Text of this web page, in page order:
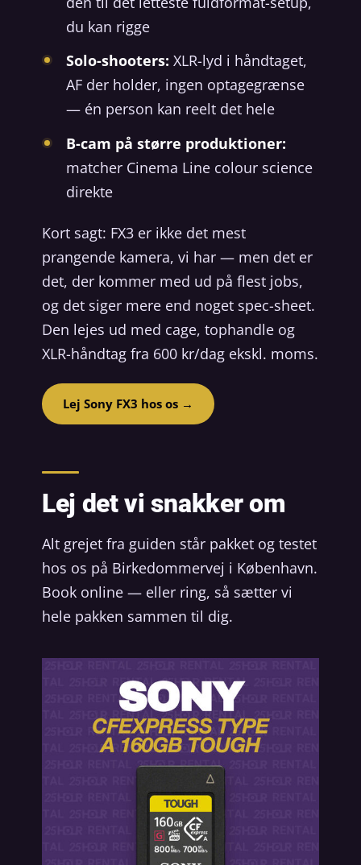
du kan rigge
Solo-shooters: XLR-lyd i håndtaget,
AF der holder, ingen optagegrænse
— én person kan reelt det hele
B-cam på større produktioner:
matcher Cinema Line colour science
direkte
Kort sagt: FX3 er ikke det mest
prangende kamera, vi har — men det er
det, der kommer med ud på flest jobs,
og det siger mere end noget spec-sheet.
Den lejes ud med cage, tophandle og
XLR-håndtag fra 600 kr/dag ekskl. moms.
Lej Sony FX3 hos os →
Lej det vi snakker om
Alt grejet fra guiden står pakket og testet
hos os på Birkedommervej i København.
Book online — eller ring, så sætter vi
hele pakken sammen til dig.